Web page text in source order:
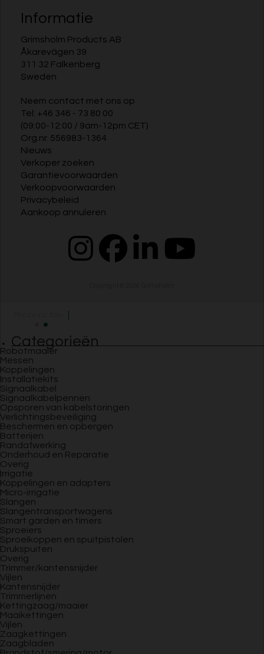
Informatie
Grimsholm Products AB
Åkarevägen 39
311 32 Falkenberg
Sweden
Neem contact met ons op
Tel: +46 346 - 73 80 00
(09:00-12:00 / 9am-12pm CET)
Org.nr. 556983-1364
Nieuws
Verkoper zoeken
Garantievoorwaarden
Verkoopvoorwaarden
Privacybeleid
Aankoop annuleren
Categorieën
Robotmaaier
Messen
Koppelingen
Installatiekits
Signaalkabel
Signaalkabelpennen
Opsporen van kabelstoringen
Verlichtingsbeveiliging
Beschermen en opbergen
Batterijen
Randafwerking
Onderhoud en Reparatie
Overig
Irrigatie
Koppelingen en adapters
Micro-irrigatie
Slangen
Slangentransportwagens
Smart garden en timers
Sproeiers
Sproeikoppen en spuitpistolen
Drukspuiten
Overig
Trimmer/kantensnijder
Vijlen
Kantensnijder
Trimmerlijnen
Kettingzaag/maaier
Maaikettingen
Vijlen
Zaagkettingen
Zaagbladen